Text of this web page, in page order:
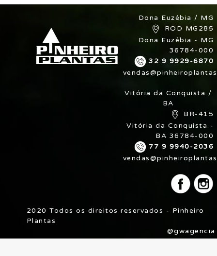
Dona Euzébia / MG
ROD MG285
Dona Euzébia - MG
36784-000
32 9 9929-6870
Vitória da Conquista /
BA
BR-415
Vitória da Conquista -
BA 36784-000
77 9 9940-2036
2020 Todos os direitos reservados - Pinheiro
Plantas
@gwagencia